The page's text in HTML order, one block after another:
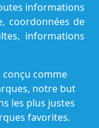
informations
coordonnées de
informations
comme
notre but
les plus justes
favorites.